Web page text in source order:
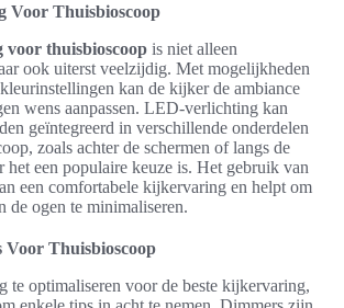
Voor Thuisbioscoop
thuisbioscoop is niet alleen
ook uiterst veelzijdig. Met mogelijkheden
kan de kijker de ambiance
wens aanpassen. LED-verlichting kan
geïntegreerd in verschillende onderdelen
zoals achter de schermen of langs de
het een populaire keuze is. Het gebruik van
een comfortabele kijkervaring en helpt om
de ogen te minimaliseren.
Thuisbioscoop
te optimaliseren voor de beste kijkervaring,